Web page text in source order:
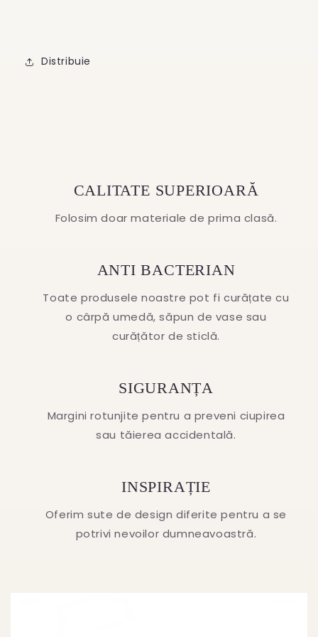
Distribuie
CALITATE SUPERIOARĂ
Folosim doar materiale de prima clasă.
ANTI BACTERIAN
Toate produsele noastre pot fi curățate cu
o cârpă umedă, săpun de vase sau
curățător de sticlă.
SIGURANȚA
Margini rotunjite pentru a preveni ciupirea
sau tăierea accidentală.
INSPIRAȚIE
Oferim sute de design diferite pentru a se
potrivi nevoilor dumneavoastră.